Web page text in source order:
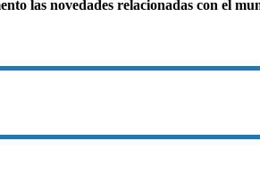
las novedades relacionadas con el